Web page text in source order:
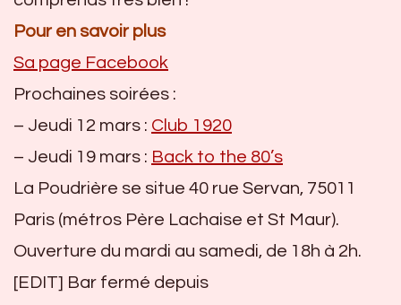
Pour en savoir plus
Sa page Facebook
Prochaines soirées :
– Jeudi 12 mars : Club 1920
– Jeudi 19 mars : Back to the 80’s
La Poudrière se situe 40 rue Servan, 75011
Paris (métros Père Lachaise et St Maur).
Ouverture du mardi au samedi, de 18h à 2h.
[EDIT] Bar fermé depuis